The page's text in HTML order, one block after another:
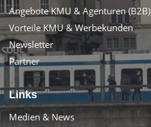
Angebote KMU & Agenturen (B2B)
Vorteile KMU & Werbekunden
Newsletter
Partner
Links
Medien & News